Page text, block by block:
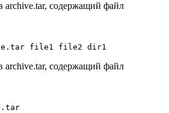
archive.tar, содержащий файл
file1 file2 dir1
archive.tar, содержащий файл